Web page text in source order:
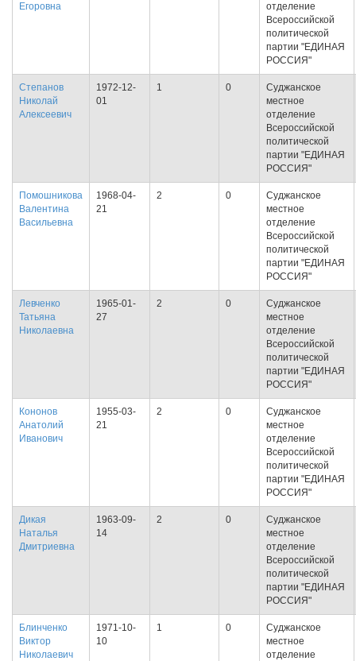
Егоровна
отделение
Всероссийской
политической
партии "ЕДИНАЯ
РОССИЯ"
Степанов
Николай
Алексеевич
1972-12-
01
1 0
Суджанское
местное
отделение
Всероссийской
политической
партии "ЕДИНАЯ
РОССИЯ"
Помошникова
Валентина
Васильевна
1968-04-
21
2 0
Суджанское
местное
отделение
Всероссийской
политической
партии "ЕДИНАЯ
РОССИЯ"
Левченко
Татьяна
Николаевна
1965-01-
27
2 0
Суджанское
местное
отделение
Всероссийской
политической
партии "ЕДИНАЯ
РОССИЯ"
Кононов
Анатолий
Иванович
1955-03-
21
2 0
Суджанское
местное
отделение
Всероссийской
политической
партии "ЕДИНАЯ
РОССИЯ"
Дикая
Наталья
Дмитриевна
1963-09-
14
2 0
Суджанское
местное
отделение
Всероссийской
политической
партии "ЕДИНАЯ
РОССИЯ"
Блинченко
Виктор
Николаевич
1971-10-
10
1 0
Суджанское
местное
отделение